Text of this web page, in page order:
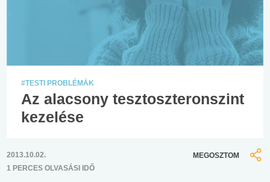
#TESTI PROBLÉMÁK
Az alacsony tesztoszteronszint
kezelése
2013.10.02.
1 PERCES OLVASÁSI IDŐ
MEGOSZTOM